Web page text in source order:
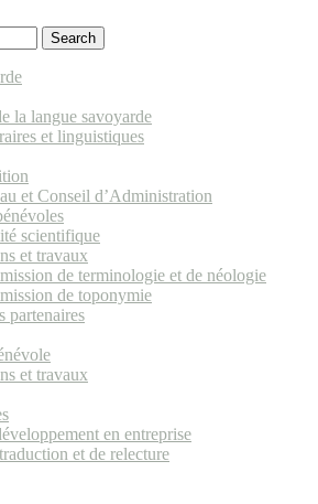
Search
la langue savoyarde
et linguistiques
et Conseil d’Administration
scientifique
et travaux
de terminologie et de néologie
de toponymie
partenaires
et travaux
en entreprise
et de relecture